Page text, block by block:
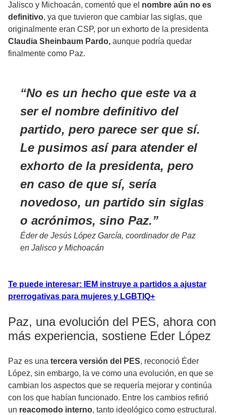
Jalisco y Michoacán, comentó que el nombre aún no es
definitivo, ya que tuvieron que cambiar las siglas, que
originalmente eran CSP, por un exhorto de la presidenta
Claudia Sheinbaum Pardo, aunque podría quedar
finalmente como Paz.
No es un hecho que este va a
ser el nombre definitivo del
partido, pero parece ser que sí.
Le pusimos así para atender el
exhorto de la presidenta, pero
en caso de que sí, sería
novedoso, un partido sin siglas
o acrónimos, sino Paz.
Éder de Jesús López García, coordinador de Paz
en Jalisco y Michoacán
Te puede interesar: IEM instruye a partidos a ajustar
prerrogativas para mujeres y LGBTIQ+
Paz, una evolución del PES, ahora con
más experiencia, sostiene Eder López
Paz es una tercera versión del PES, reconoció Éder
López, sin embargo, la ve como una evolución, en que se
cambian los aspectos que se requería mejorar y continúa
con los que habían funcionado. Entre los cambios refirió
un reacomodo interno, tanto ideológico como estructural.